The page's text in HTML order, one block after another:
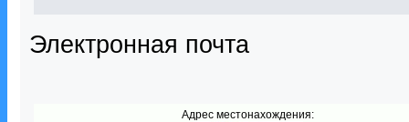
Электронная почта
Адрес местонахождения: